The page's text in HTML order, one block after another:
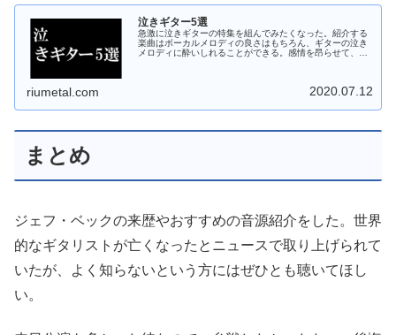
泣きギター5選
急激に泣きギターの特集を組んでみたくなった。紹介する
楽曲はボーカルメロディの良さはもちろん、ギターの泣き
メロディに酔いしれることができる。感情を昂らせて、思
riumetal.com 2020.07.12
まとめ
ジェフ・ベックの来歴やおすすめの音源紹介をした。世界
的なギタリストが亡くなったとニュースで取り上げられて
いたが、よく知らないという方にはぜひとも聴いてほし
い。